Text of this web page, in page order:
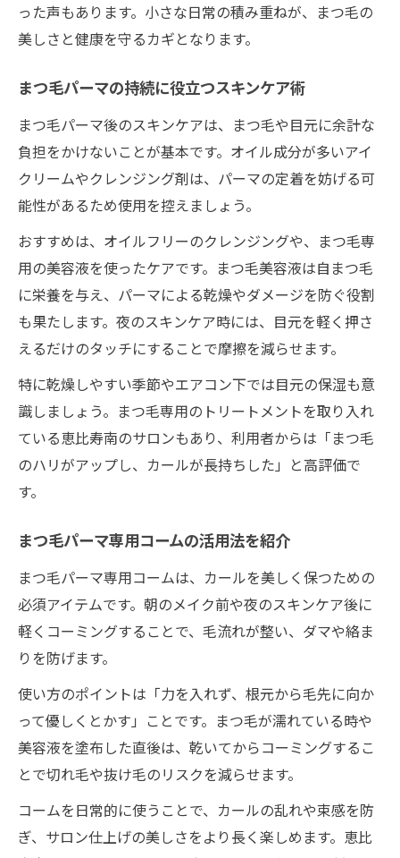
った声もあります。小さな日常の積み重ねが、まつ毛の
美しさと健康を守るカギとなります。
まつ毛パーマの持続に役立つスキンケア術
まつ毛パーマ後のスキンケアは、まつ毛や目元に余計な
負担をかけないことが基本です。オイル成分が多いアイ
クリームやクレンジング剤は、パーマの定着を妨げる可
能性があるため使用を控えましょう。
おすすめは、オイルフリーのクレンジングや、まつ毛専
用の美容液を使ったケアです。まつ毛美容液は自まつ毛
に栄養を与え、パーマによる乾燥やダメージを防ぐ役割
も果たします。夜のスキンケア時には、目元を軽く押さ
えるだけのタッチにすることで摩擦を減らせます。
特に乾燥しやすい季節やエアコン下では目元の保湿も意
識しましょう。まつ毛専用のトリートメントを取り入れ
ている恵比寿南のサロンもあり、利用者からは「まつ毛
のハリがアップし、カールが長持ちした」と高評価で
す。
まつ毛パーマ専用コームの活用法を紹介
まつ毛パーマ専用コームは、カールを美しく保つための
必須アイテムです。朝のメイク前や夜のスキンケア後に
軽くコーミングすることで、毛流れが整い、ダマや絡ま
りを防げます。
使い方のポイントは「力を入れず、根元から毛先に向か
って優しくとかす」ことです。まつ毛が濡れている時や
美容液を塗布した直後は、乾いてからコーミングするこ
とで切れ毛や抜け毛のリスクを減らせます。
コームを日常的に使うことで、カールの乱れや束感を防
ぎ、サロン仕上げの美しさをより長く楽しめます。恵比